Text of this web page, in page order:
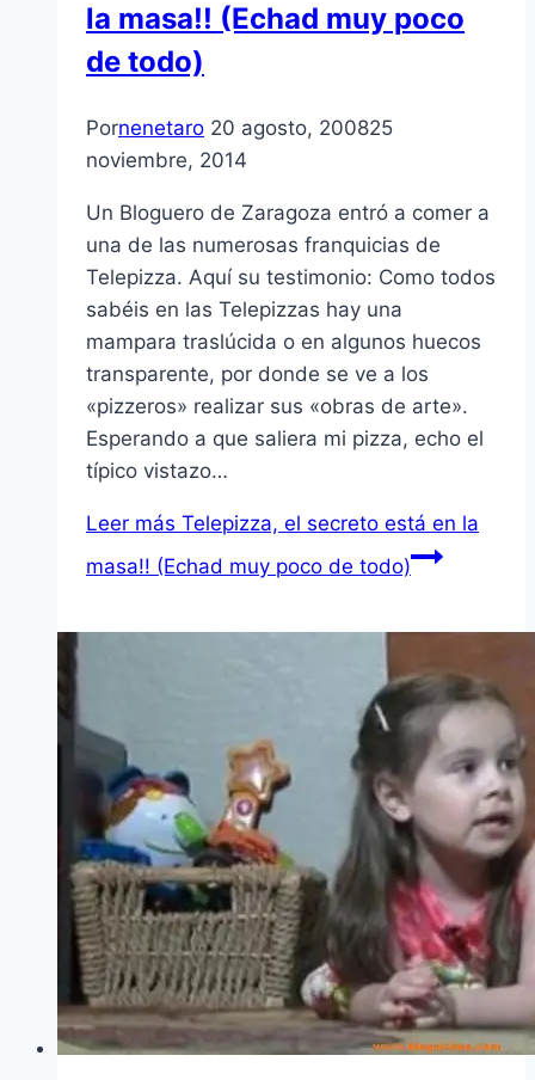
la masa!! (Echad muy poco
de todo)
Pornenetaro 20 agosto, 200825
noviembre, 2014
Un Bloguero de Zaragoza entró a comer a
una de las numerosas franquicias de
Telepizza. Aquí­ su testimonio: Como todos
sabéis en las Telepizzas hay una
mampara traslúcida o en algunos huecos
transparente, por donde se ve a los
«pizzeros» realizar sus «obras de arte».
Esperando a que saliera mi pizza, echo el
tí­pico vistazo…
Leer más Telepizza, el secreto está en la
masa!! (Echad muy poco de todo)